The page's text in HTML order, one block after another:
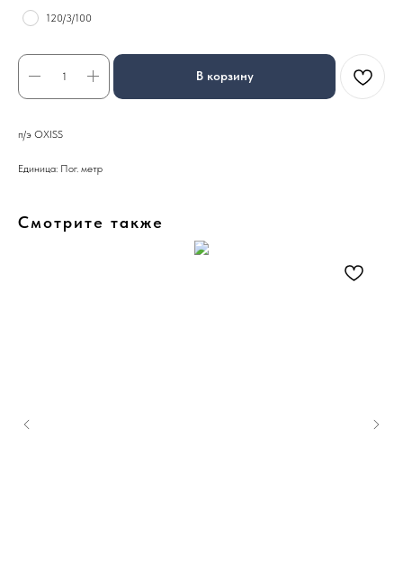
120/3/100
В корзину
п/э OXISS
Единица: Пог. метр
Смотрите также